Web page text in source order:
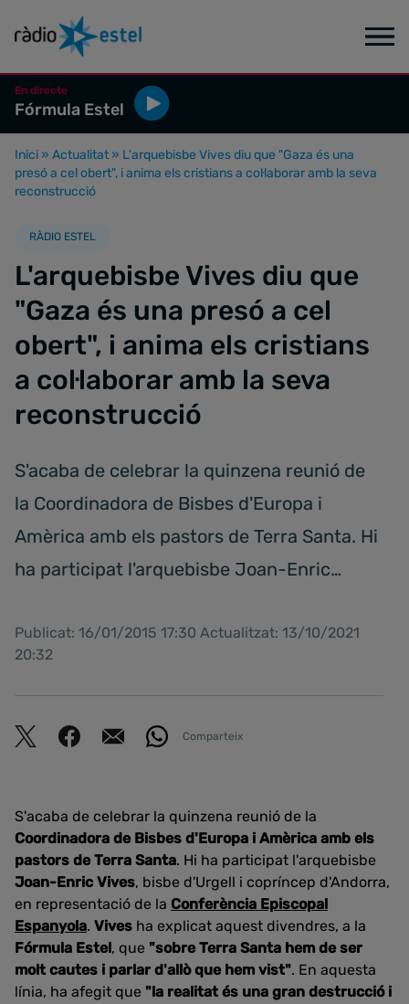
En directe
Fórmula Estel
Inici » Actualitat » L'arquebisbe Vives diu que "Gaza és una
presó a cel obert", i anima els cristians a col·laborar amb la seva
reconstrucció
RÀDIO ESTEL
L'arquebisbe Vives diu que
"Gaza és una presó a cel
obert", i anima els cristians
a col·laborar amb la seva
reconstrucció
S'acaba de celebrar la quinzena reunió de
la Coordinadora de Bisbes d'Europa i
Amèrica amb els pastors de Terra Santa. Hi
ha participat l'arquebisbe Joan-Enric…
Publicat: 16/01/2015 17:30 Actualitzat: 13/10/2021
20:32
Comparteix
S'acaba de celebrar la quinzena reunió de la
Coordinadora de Bisbes d'Europa i Amèrica amb els
pastors de Terra Santa. Hi ha participat l'arquebisbe
Joan-Enric Vives, bisbe d'Urgell i copríncep d'Andorra,
en representació de la Conferència Episcopal
Espanyola. Vives ha explicat aquest divendres, a la
Fórmula Estel, que "sobre Terra Santa hem de ser
molt cautes i parlar d'allò que hem vist". En aquesta
línia, ha afegit que "la realitat és una gran destrucció i